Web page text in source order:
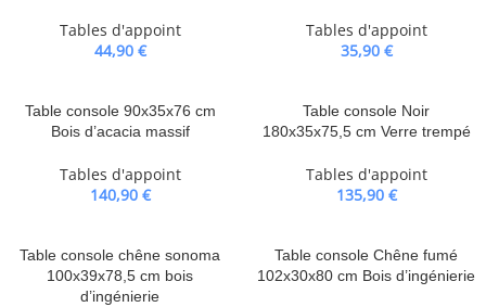
Tables d'appoint
44,90 €
Tables d'appoint
35,90 €
Table console 90x35x76 cm
Bois d’acacia massif
Tables d'appoint
140,90 €
Table console Noir
180x35x75,5 cm Verre trempé
Tables d'appoint
135,90 €
Table console chêne sonoma
100x39x78,5 cm bois
d’ingénierie
Table console Chêne fumé
102x30x80 cm Bois d’ingénierie